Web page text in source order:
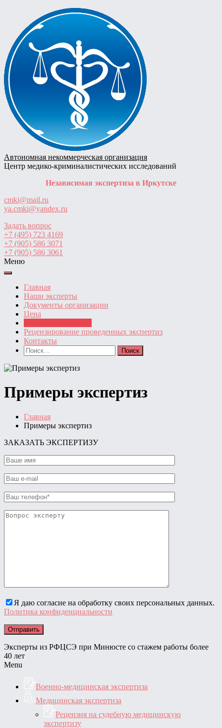
content
Автономная некоммерческая организация
Центр медико-криминалистических исследований
Независимая экспертиза в Иркутске
cmki@mail.ru
ya.cmki@yandex.ru
Задать вопрос
+7 (495) 723 4169
+7 (905) 586 3071
+7 (905) 586 3061
Меню
Главная
Наши эксперты
Документы организации
Цена
Рецензирование проведенных экспертиз
Контакты
Найти:
Примеры экспертиз
Главная
Примеры экспертиз
ЗАКАЗАТЬ ЭКСПЕРТИЗУ
Я даю согласие на обработку своих персональных данных.
Политика конфиденциальности
Эксперты из РФЦСЭ при Минюсте со стажем работы более
40 лет
Menu
Военно-медицинская экспертиза
Медицинская экспертиза
Рецензия на судебную медицинскую
экспертизу